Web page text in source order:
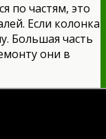
по частям, это
Если колонка
Большая часть
они в